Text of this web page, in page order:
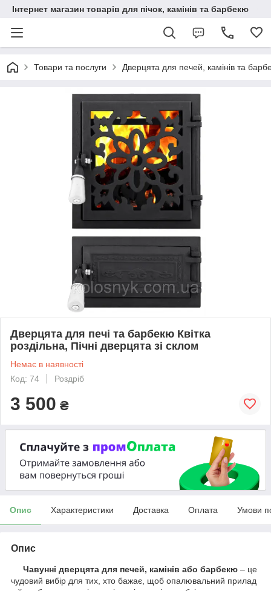
Інтернет магазин товарів для пічок, камінів та барбекю
Товари та послуги Дверцята для печей, камінів та
Дверцята для печі та барбекю Квітка
роздільна, Пічні дверцята зі склом
Немає в наявності
Код: 74
Роздріб
3 500 ₴
Опис Характеристики Доставка Оплата Умови
Опис
Чавунні дверцята для печей, камінів або барбекю – це
чудовий вибір для тих, хто бажає, щоб опалювальний прилад